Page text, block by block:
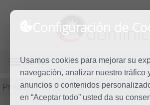
Configuración de
Usamos cookies para mejorar su
navegación, analizar nuestro tráfico
anuncios o contenidos
en “Aceptar todo” usted da su
MENÚ
Predicación